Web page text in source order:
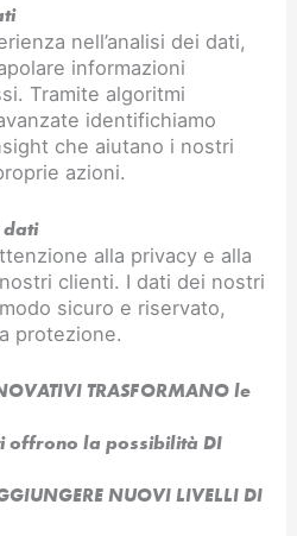
nell’analisi dei dati,
informazioni
Tramite algoritmi
identifichiamo
che aiutano i nostri
azioni.
dati
alla privacy e alla
clienti. I dati dei nostri
sicuro e riservato,
protezione.
TRASFORMANO le
offrono la possibilità DI
NUOVI LIVELLI DI